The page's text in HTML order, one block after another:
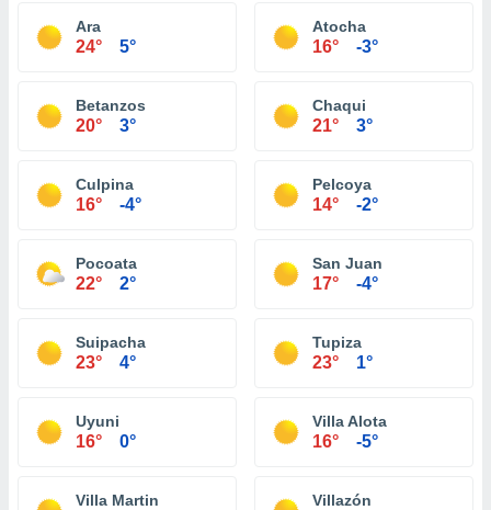
Ara
24° 5°
Atocha
16° -3°
Betanzos
20° 3°
Chaqui
21° 3°
Culpina
16° -4°
Pelcoya
14° -2°
Pocoata
22° 2°
San Juan
17° -4°
Suipacha
23° 4°
Tupiza
23° 1°
Uyuni
16° 0°
Villa Alota
16° -5°
Villa Martin Villazón